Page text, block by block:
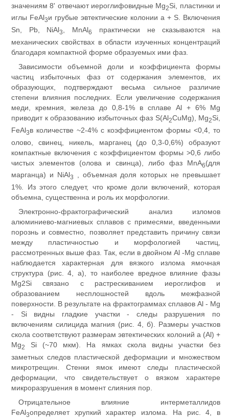
значениям 8' отвечают иероглифовидные Mg2Si, пластинки и
иглы FeAl 3и грубые эвтектические колонии а + S. Включения
Sn, Pb, NiAl3, MnAl6
практически не сказываются на
механических свойствах в области изученных концентраций
благодаря компактной форме образуемых ими фаз.
Зависимости объемной доли и коэффициента формы
частиц избыточных фаз от содержания элементов, их
образующих, подтверждают весьма сильное различие
степени влияния последних. Если увеличение содержания
меди, кремния, железа до 0,8-1% в сплаве Al + 6% Mg
приводит к образованию избыточных фаз S(Al 2CuMg), Mg2Si,
FeAl 3в количестве ~2-4% с коэффициентом формы <0,4, то
олово, свинец, никель, марганец (до 0,3-0,6%) образуют
компактные включения с коэффициентом формы >0,6 либо
чистых элементов (олова и свинца), либо фаз MnA6(для
марганца) и NiAl 3
, объемная доля которых не превышает
1%. Из этого следует, что кроме доли включений, которая
объемна, существенна и роль их морфологии.
Электронно-фрактографический анализ изломов
алюминиево-магниевых сплавов с примесями, введенными
порознь и совместно, позволяет представить причину связи
между пластичностью и морфологией частиц,
рассмотренных выше фаз. Так, если в двойном Al -Mg сплаве
наблюдается характерная для вязкого излома ямочная
структура (рис. 4, а), то наиболее вредное влияние фазы
Mg2Si связано с растрескиванием иероглифов и
образованием несплошностей вдоль межфазной
поверхности. В результате на фрактограммах сплавов Al - Mg
- Si видны гладкие участки - следы разрушения по
включениям силицида магния (рис. 4, б). Размеры участков
скола соответствуют размерам эвтектических колоний a (Al) +
Mg2
Si (~70 мкм). На ямках скола видны участки без
заметных следов пластической деформации и множеством
микротрещин. Стенки ямок имеют следы пластической
деформации, что свидетельствует о вязком характере
микроразрушения в момент слияния пор.
Отрицательное влияние интерметаллидов
FeAl 3определяет хрупкий характер излома. На рис. 4, в